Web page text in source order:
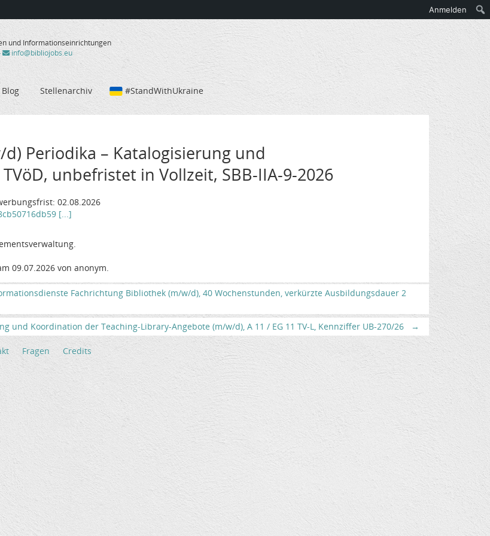
und Informationseinrichtungen
info@bibliojobs.eu
Blog Stellenarchiv #StandWithUkraine
Periodika – Katalogisierung und
unbefristet in Vollzeit, SBB-IIA-9-2026
02.08.2026
[...]
09.07.2026 von anonym.
Fachrichtung Bibliothek (m/w/d), 40 Wochenstunden, verkürzte Ausbildungsdauer 2
und Koordination der Teaching-Library-Angebote (m/w/d), A 11 / EG 11 TV-L, Kennziffer UB-270/26
→
Fragen Credits
Anmelden